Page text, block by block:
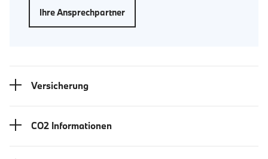
Ihre Ansprechpartner
Versicherung
CO2 Informationen